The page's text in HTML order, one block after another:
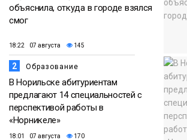
объяснила, откуда в городе взялся
смог
18:22 07 августа 145
2 Образование
В Норильске абитуриентам
предлагают 14 специальностей с
перспективой работы в
«Норникеле»
18:01 07 августа 170